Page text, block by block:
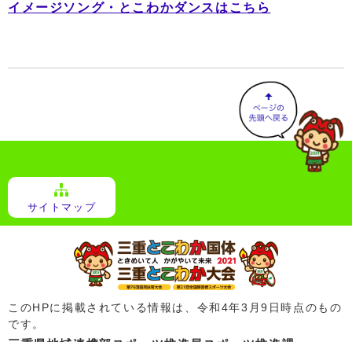
イメージソング・とこわかダンスはこちら
サイトマップ
このHPに掲載されている情報は、令和4年3月9日時点のもの
です。